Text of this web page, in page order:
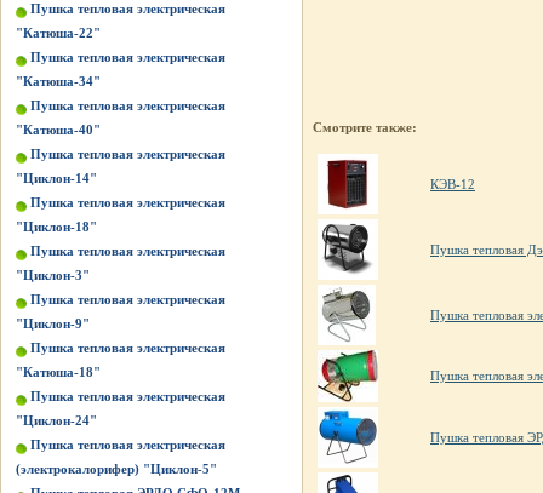
Пушка тепловая электрическая
"Катюша-22"
Пушка тепловая электрическая
"Катюша-34"
Пушка тепловая электрическая
"Катюша-40"
Пушка тепловая электрическая
"Циклон-14"
Пушка тепловая электрическая
"Циклон-18"
Пушка тепловая электрическая
"Циклон-3"
Пушка тепловая электрическая
"Циклон-9"
Пушка тепловая электрическая
"Катюша-18"
Пушка тепловая электрическая
"Циклон-24"
Пушка тепловая электрическая
(электрокалорифер) "Циклон-5"
Смотрите также:
КЭВ-12
Пушка тепловая
Пушка тепловая
Пушка тепловая
Пушка тепловая